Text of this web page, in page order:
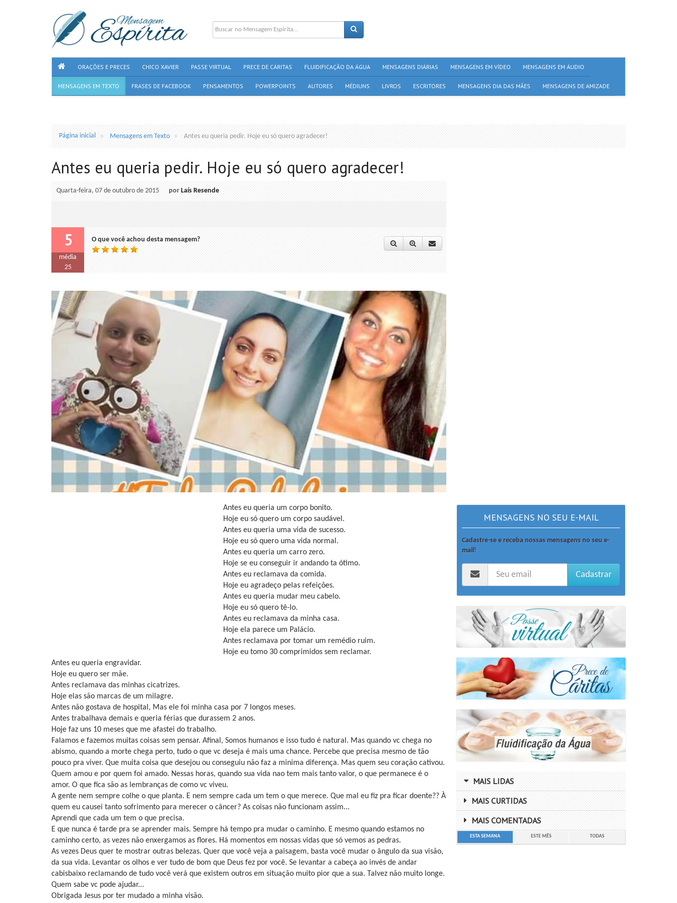
ORAÇÕES E PRECES CHICO XAVIER PASSE VIRTUAL PRECE DE CÁRITAS FLUIDIFICAÇÃO DA ÁGUA MENSAGENS DIÁRIAS MENSAGENS EM VÍDEO MENSAGENS EM ÁUDIO
MENSAGENS EM TEXTO FRASES DE FACEBOOK PENSAMENTOS POWERPOINTS AUTORES MÉDIUNS LIVROS ESCRITORES MENSAGENS DIA DAS MÃES MENSAGENS DE AMIZADE
Página inicial Mensagens em Texto Antes eu queria pedir. Hoje eu só quero agradecer!
Antes eu queria pedir. Hoje eu só quero agradecer!
Quarta-feira, 07 de outubro de 2015 porLaís Resende
5
média
25
O que você achou desta mensagem?
Antes eu queria um corpo bonito.
Hoje eu só quero um corpo saudável.
Antes eu queria uma vida de sucesso.
Hoje eu só quero uma vida normal.
Antes eu queria um carro zero.
Hoje se eu conseguir ir andando ta ótimo.
Antes eu reclamava da comida.
Hoje eu agradeço pelas refeições.
Antes eu queria mudar meu cabelo.
Hoje eu só quero tê-lo.
Antes eu reclamava da minha casa.
Hoje ela parece um Palácio.
Antes reclamava por tomar um remédio ruim.
Hoje eu tomo 30 comprimidos sem reclamar.
Antes eu queria engravidar.
Hoje eu quero ser mãe.
Antes reclamava das minhas cicatrizes.
Hoje elas são marcas de um milagre.
Antes não gostava de hospital, Mas ele foi minha casa por 7 longos meses.
Antes trabalhava demais e queria férias que durassem 2 anos.
Hoje faz uns 10 meses que me afastei do trabalho.
Falamos e fazemos muitas coisas sem pensar. Afinal, Somos humanos e isso tudo é natural. Mas quando vc chega no
abismo, quando a morte chega perto, tudo o que vc deseja é mais uma chance. Percebe que precisa mesmo de tão
pouco pra viver. Que muita coisa que desejou ou conseguiu não faz a minima diferença. Mas quem seu coração cativou.
Quem amou e por quem foi amado. Nessas horas, quando sua vida nao tem mais tanto valor, o que permanece é o
amor. O que fica são as lembranças de como vc viveu.
A gente nem sempre colhe o que planta. E nem sempre cada um tem o que merece. Que mal eu fiz pra ficar doente?? À
quem eu causei tanto sofrimento para merecer o câncer? As coisas não funcionam assim...
Aprendi que cada um tem o que precisa.
E que nunca é tarde pra se aprender mais. Sempre há tempo pra mudar o caminho. E mesmo quando estamos no
caminho certo, as vezes não enxergamos as flores. Há momentos em nossas vidas que só vemos as pedras.
As vezes Deus quer te mostrar outras belezas. Quer que você veja a paisagem, basta você mudar o ângulo da sua visão,
da sua vida. Levantar os olhos e ver tudo de bom que Deus fez por você. Se levantar a cabeça ao invés de andar
cabisbaixo reclamando de tudo você verá que existem outros em situação muito pior que a sua. Talvez não muito longe.
Quem sabe vc pode ajudar...
Obrigada Jesus por ter mudado a minha visão.
MENSAGENS NO SEU E-MAIL
Cadastre-se e receba nossas mensagens no seu e-
mail!
Cadastrar
MAIS LIDAS
MAIS CURTIDAS
MAIS COMENTADAS
ESTA SEMANA ESTE MÊS TODAS